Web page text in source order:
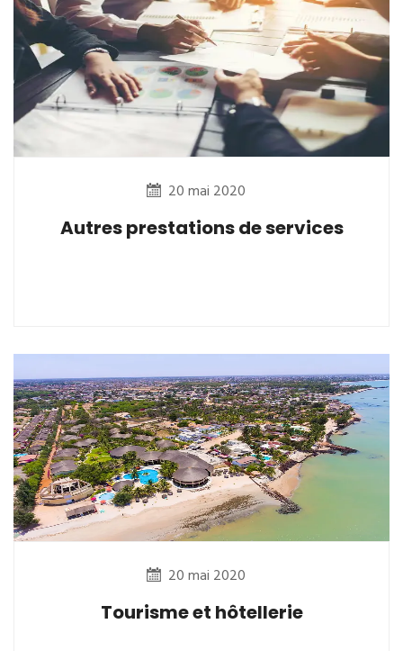
20 mai 2020
Autres prestations de services
20 mai 2020
Tourisme et hôtellerie